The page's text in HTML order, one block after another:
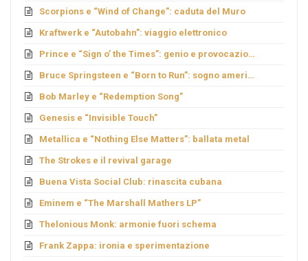
Scorpions e “Wind of Change”: caduta del Muro
Kraftwerk e “Autobahn”: viaggio elettronico
Prince e “Sign o’ the Times”: genio e provocazione
Bruce Springsteen e “Born to Run”: sogno americano
Bob Marley e “Redemption Song”
Genesis e “Invisible Touch”
Metallica e “Nothing Else Matters”: ballata metal
The Strokes e il revival garage
Buena Vista Social Club: rinascita cubana
Eminem e “The Marshall Mathers LP”
Thelonious Monk: armonie fuori schema
Frank Zappa: ironia e sperimentazione